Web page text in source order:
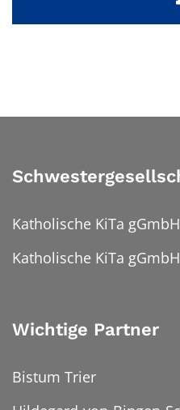
Katholische KiTa
Katholische KiTa
Wichtige Partner
Bistum Trier